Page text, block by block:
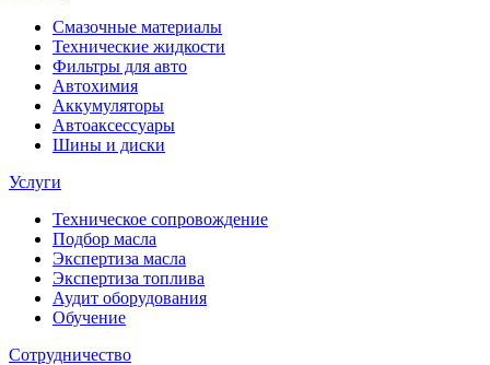
Смазочные материалы
Технические жидкости
Фильтры для авто
Автохимия
Аккумуляторы
Автоаксессуары
Шины и диски
Услуги
Техническое сопровождение
Подбор масла
Экспертиза масла
Экспертиза топлива
Аудит оборудования
Обучение
Сотрудничество